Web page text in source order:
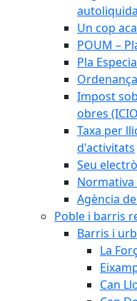
Un cop
POUM –
Pla
Impost
obres
Taxa per
d'activitats
Seu
Normativa
Agència
Poble i barris
Barris i
La
Can